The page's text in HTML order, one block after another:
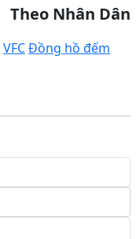
Theo Nhân Dân
VFCĐồng hồ đếm